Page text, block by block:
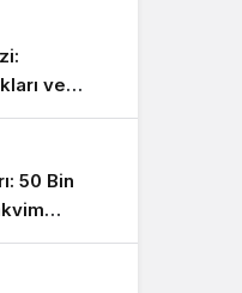
ve
50 Bin